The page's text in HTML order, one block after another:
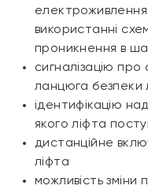
електроживлення
використанні
проникнення в
сигналізацію про
ланцюга безпеки
ідентифікацію
якого ліфта
дистанційне
ліфта
можливість зміни